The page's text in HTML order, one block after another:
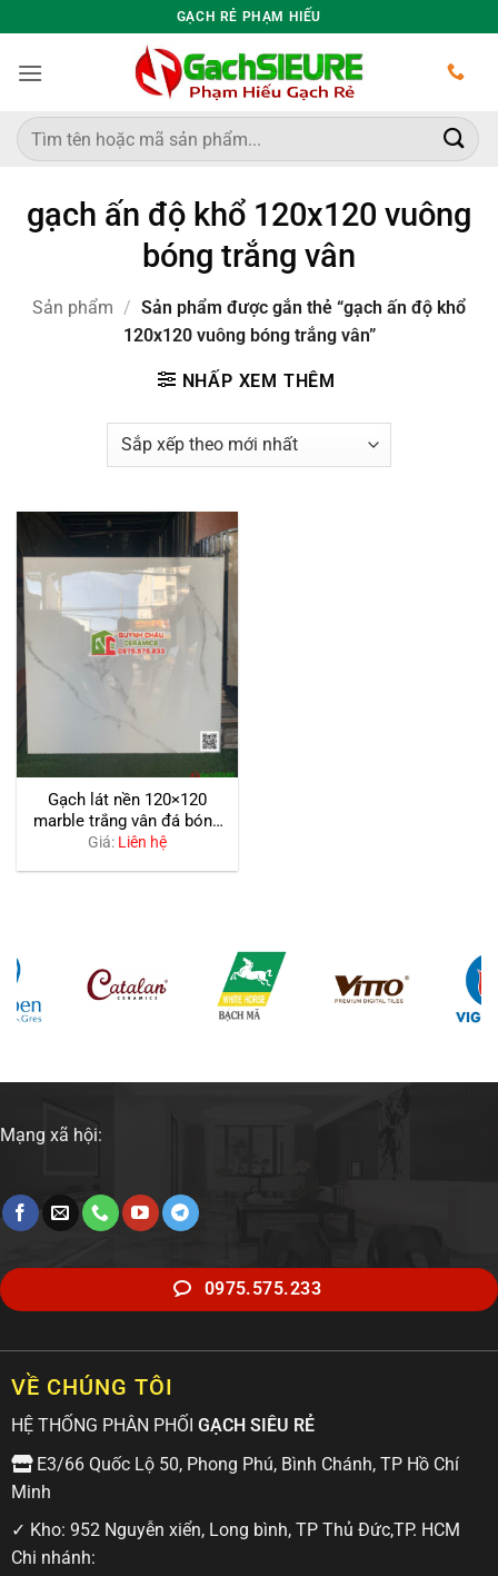
qua
nội
GẠCH RẺ PHẠM HIẾU
Tìm
kiếm:
gạch ấn độ khổ 120x120 vuông
bóng trắng vân
Sản phẩm / Sản phẩm được gắn thẻ “gạch ấn độ khổ
120x120 vuông bóng trắng vân”
NHẤP XEM THÊM
Gạch lát nền 120×120
marble trắng vân đá bóng
kiếng
Giá: Liên hệ
Mạng xã hội:
0975.575.233
VỀ CHÚNG TÔI
HỆ THỐNG PHÂN PHỐI GẠCH SIÊU RẺ
E3/66 Quốc Lộ 50, Phong Phú, Bình Chánh, TP Hồ Chí
Minh
✓ Kho: 952 Nguyễn xiển, Long bình, TP Thủ Đức,TP. HCM
Chi nhánh: